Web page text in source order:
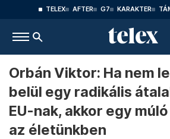
TELEX AFTER G7 KARAKTER
Orbán Viktor: Ha nem
belül egy radikális
EU-nak, akkor egy
az életünkben